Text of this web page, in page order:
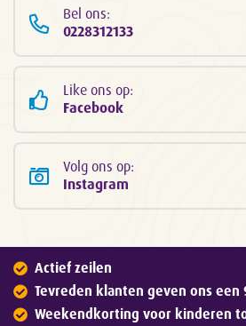
Bel ons:
0228312133
Like ons op:
Facebook
Volg ons op:
Instagram
Actief zeilen
Tevreden klanten geven ons een
Weekendkorting voor kinderen